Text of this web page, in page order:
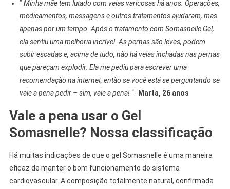
” Minha mãe tem lutado com veias varicosas há anos. Operações,
medicamentos, massagens e outros tratamentos ajudaram, mas
apenas por um tempo. Após o tratamento com Somasnelle Gel,
ela sentiu uma melhoria incrível. As pernas são leves, podem
subir escadas e, acima de tudo, não há veias inchadas nas pernas
que pareçam explodir. Ela me pediu para escrever uma
recomendação na internet, então se você está se perguntando se
vale a pena pedir – sim, vale a pena!“- Marta, 26 anos
Vale a pena usar o Gel
Somasnelle? Nossa classificação
Há muitas indicações de que o gel Somasnelle é uma maneira
eficaz de manter o bom funcionamento do sistema
cardiovascular. A composição totalmente natural, confirmada